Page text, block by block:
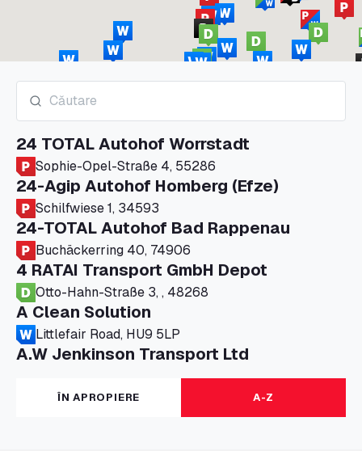
24 TOTAL Autohof Worrstadt
Sophie-Opel-Straße 4, 55286
24-Agip Autohof Homberg (Efze)
Schilfwiese 1, 34593
24-TOTAL Autohof Bad Rappenau
Buchäckerring 40, 74906
4 RATAI Transport GmbH Depot
Otto-Hahn-Straße 3, , 48268
A Clean Solution
Littlefair Road, HU9 5LP
A.W Jenkinson Transport Ltd
Progress House, ME11 5GA
A+G Nettetal - Depot Parking
Am Panneschopp 7, 41334
ÎN APROPIERE A-Z